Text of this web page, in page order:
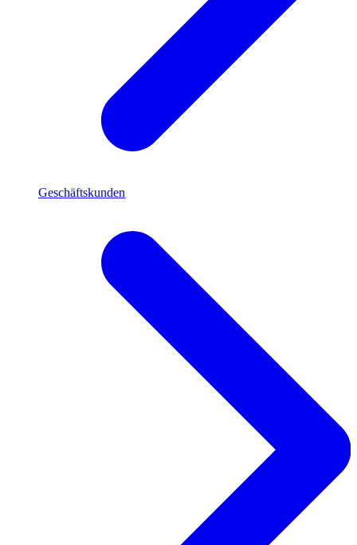
Geschäftskunden